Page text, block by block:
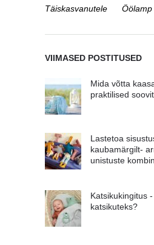
Täiskasvanutele
Öölamp
VIIMASED POSTITUSED
Mida võtta
praktilised
Lastetoa
kaubamärgilt-
unistuste
Katsikukingitus
katsikuteks?